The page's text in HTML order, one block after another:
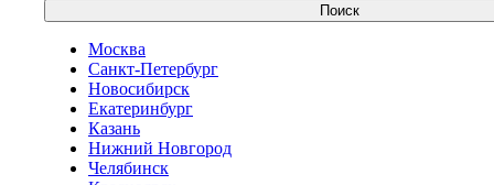
Поиск
Москва
Санкт-Петербург
Новосибирск
Екатеринбург
Казань
Нижний Новгород
Челябинск